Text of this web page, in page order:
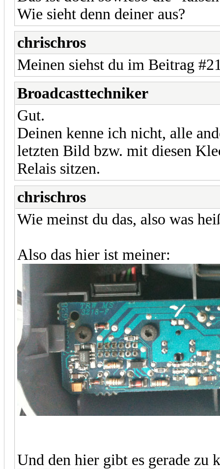
Wie sieht denn deiner aus?
chrischros
Meinen siehst du im Beitrag
Broadcasttechniker
Gut.
Deinen kenne ich nicht, alle
letzten Bild bzw. mit diesen
Relais sitzen.
chrischros
Wie meinst du das, also was
Also das hier ist meiner:
Und den hier gibt es gerade zu